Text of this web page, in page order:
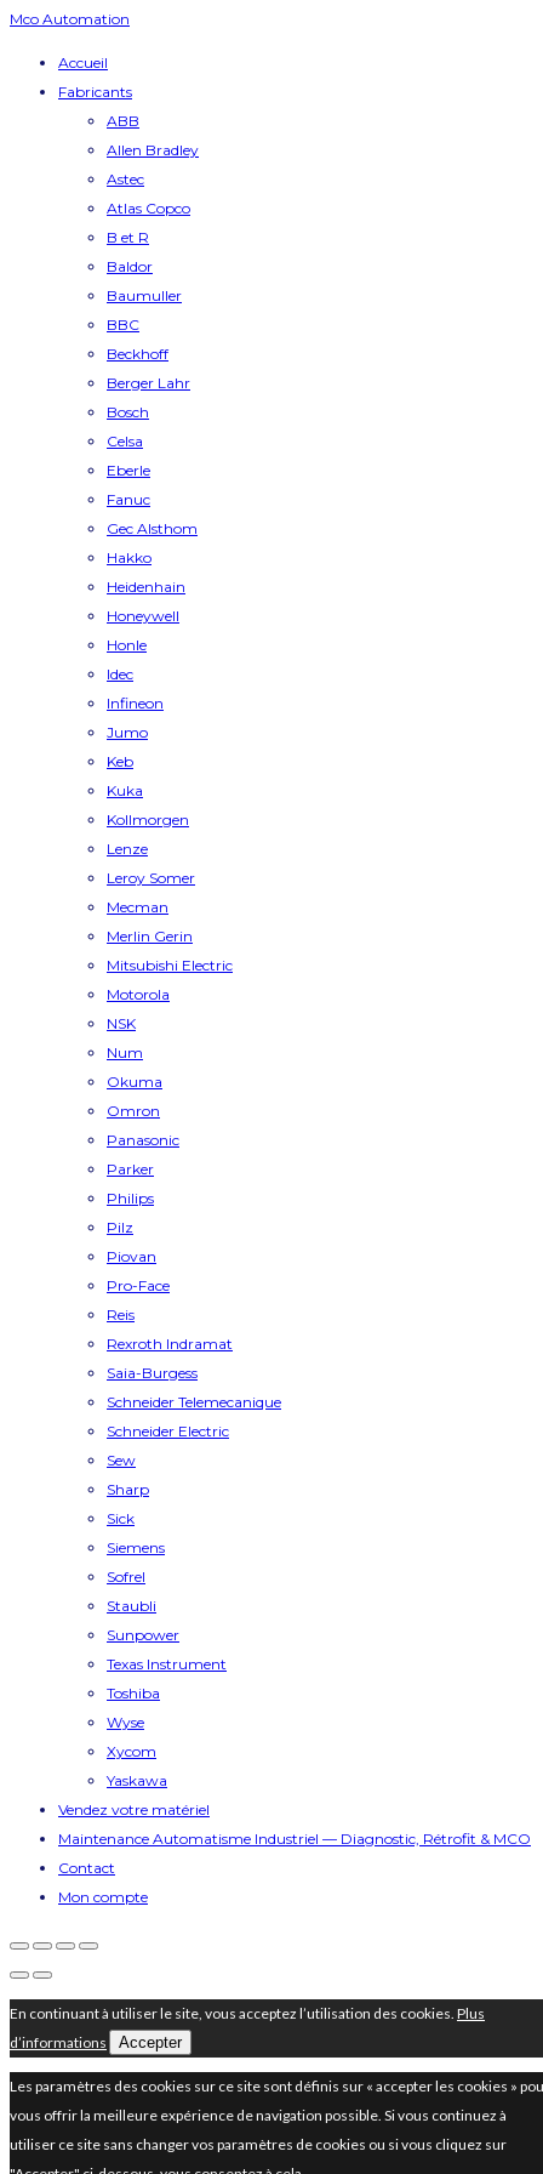
Mco Automation
Accueil
Fabricants
ABB
Allen Bradley
Astec
Atlas Copco
B et R
Baldor
Baumuller
BBC
Beckhoff
Berger Lahr
Bosch
Celsa
Eberle
Fanuc
Gec Alsthom
Hakko
Heidenhain
Honeywell
Honle
Idec
Infineon
Jumo
Keb
Kuka
Kollmorgen
Lenze
Leroy Somer
Mecman
Merlin Gerin
Mitsubishi Electric
Motorola
NSK
Num
Okuma
Omron
Panasonic
Parker
Philips
Pilz
Piovan
Pro-Face
Reis
Rexroth Indramat
Saia-Burgess
Schneider Telemecanique
Schneider Electric
Sew
Sharp
Sick
Siemens
Sofrel
Staubli
Sunpower
Texas Instrument
Toshiba
Wyse
Xycom
Yaskawa
Vendez votre matériel
Maintenance Automatisme Industriel — Diagnostic, Rétrofit & MCO
Contact
Mon compte
En continuant à utiliser le site, vous acceptez l’utilisation des cookies. Plus
d’informations
Accepter
Les paramètres des cookies sur ce site sont définis sur « accepter les cookies »
vous offrir la meilleure expérience de navigation possible. Si vous continuez à
utiliser ce site sans changer vos paramètres de cookies ou si vous cliquez sur